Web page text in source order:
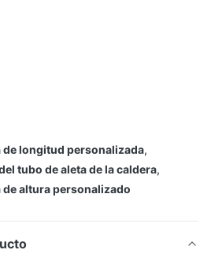
de longitud personalizada,
tubo de aleta de la caldera,
de altura personalizado